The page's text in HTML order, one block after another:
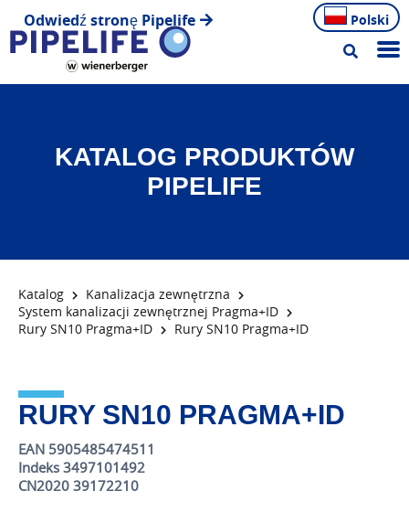
Odwiedź stronę Pipelife Polski
KATALOG PRODUKTÓW
PIPELIFE
Katalog
Kanalizacja zewnętrzna
System kanalizacji zewnętrznej Pragma+ID
Rury SN10 Pragma+ID
Rury SN10 Pragma+ID
RURY SN10 PRAGMA+ID
EAN 5905485474511
Indeks 3497101492
CN2020 39172210